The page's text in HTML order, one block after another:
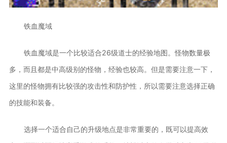
铁血魔域
铁血魔域是一个比较适合26级道士的经验地图。怪物数量极
多，而且都是中高级别的怪物，经验也较高。但是需要注意一下，
这里的怪物拥有比较强的攻击性和防护性，所以需要注意选择正确
的技能和装备。
选择一个适合自己的升级地点是非常重要的，既可以提高效